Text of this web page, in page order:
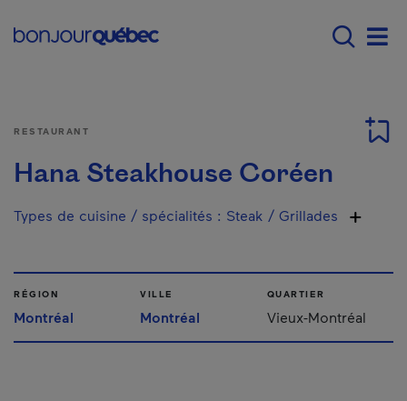
Main navigation -
RESTAURANT
Hana Steakhouse Coréen
Types de cuisine / spécialités : Steak / Grillades
RÉGION
Montréal
VILLE
Montréal
QUARTIER
Vieux-Montréal